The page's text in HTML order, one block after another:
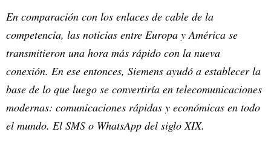
En comparación con los enlaces de cable de la
competencia, las noticias entre Europa y América se
transmitieron una hora más rápido con la nueva
conexión. En ese entonces, Siemens ayudó a establecer la
base de lo que luego se convertiría en telecomunicaciones
modernas: comunicaciones rápidas y económicas en todo
el mundo. El SMS o WhatsApp del siglo XIX.